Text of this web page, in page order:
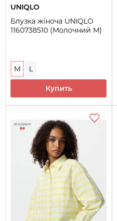
UNIQLO
Блузка жіноча UNIQLO
1160738510 (Молочний M)
M L
Купить